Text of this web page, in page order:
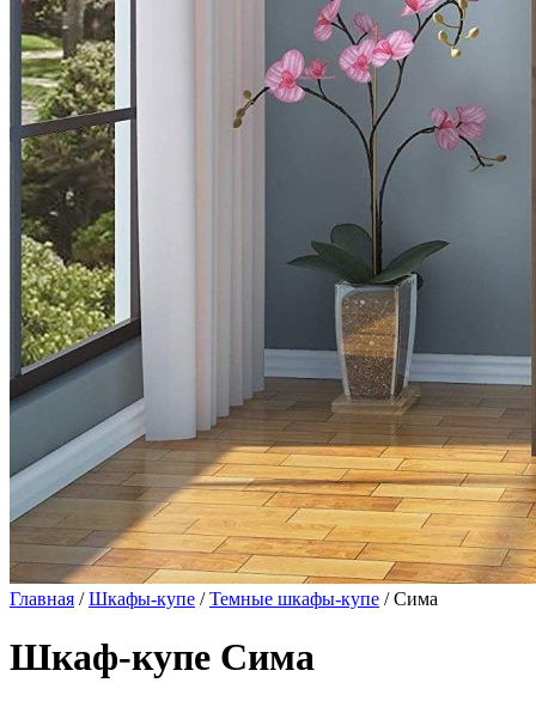
Главная /Шкафы-купе /Темные шкафы-купе / Сима
Шкаф-купе Сима